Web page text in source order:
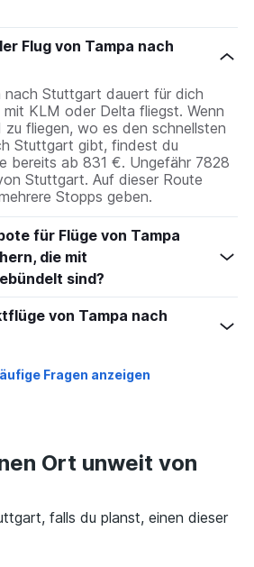
Flug von Tampa nach
nach Stuttgart dauert für dich
KLM oder Delta fliegst. Wenn
fliegen, wo es den schnellsten
Stuttgart gibt, findest du
bereits ab 831 €. Ungefähr 7828
Stuttgart. Auf dieser Route
Stopps geben.
für Flüge von Tampa
die mit
sind?
von Tampa nach
Fragen anzeigen
Ort unweit von
falls du planst, einen dieser